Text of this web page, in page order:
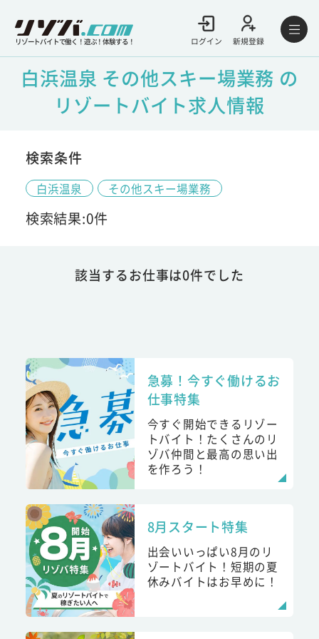
リゾートバイトで働く！遊ぶ！体験する！ ログイン 新規登録
白浜温泉 その他スキー場業務 の
リゾートバイト求人情報
検索条件
白浜温泉 その他スキー場業務
検索結果:0件
該当するお仕事は0件でした
急募！今すぐ働けるお
仕事特集
今すぐ開始できるリゾー
トバイト！たくさんのリ
ゾバ仲間と最高の思い出
を作ろう！
8月スタート特集
出会いいっぱい8月のリ
ゾートバイト！短期の夏
休みバイトはお早めに！